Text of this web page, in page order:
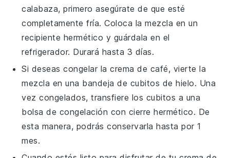
calabaza, primero asegúrate de que esté
completamente fría. Coloca la mezcla en un
recipiente hermético y guárdala en el
refrigerador. Durará hasta 3 días.
Si deseas congelar lacrema de café, vierte la
mezcla en una bandeja de cubitos de hielo. Una
vez congelados, transfiere los cubitos a una
bolsa de congelación con cierre hermético. De
esta manera, podrás conservarla hasta por 1
mes.